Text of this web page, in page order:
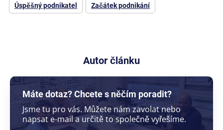
Úspěšný podnikatel Začátek podnikání
Autor článku
Máte dotaz? Chcete s něčím poradit?
Jsme tu pro vás. Můžete nám zavolat nebo
napsat e-mail a určitě to společně vyřešíme.